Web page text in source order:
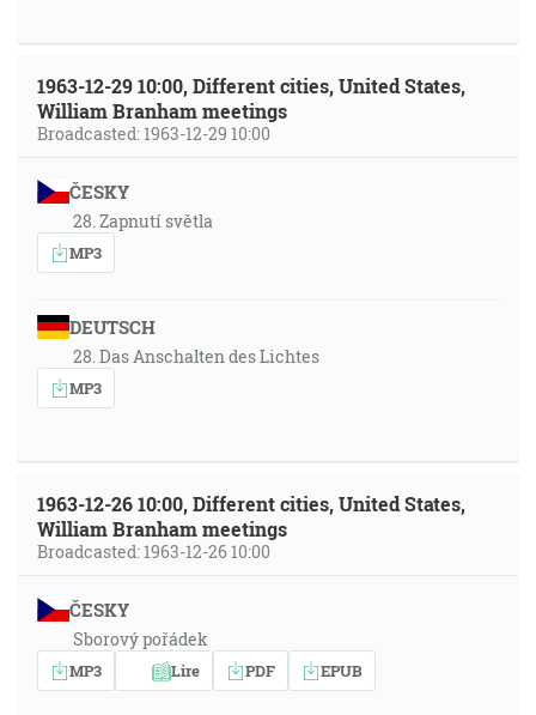
1963-12-29 10:00, Different cities, United States,
William Branham meetings
Broadcasted: 1963-12-29 10:00
ČESKY
28. Zapnutí světla
MP3
DEUTSCH
28. Das Anschalten des Lichtes
MP3
1963-12-26 10:00, Different cities, United States,
William Branham meetings
Broadcasted: 1963-12-26 10:00
ČESKY
Sborový pořádek
MP3 Lire PDF EPUB